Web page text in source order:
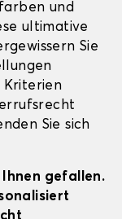
und
ultimative
Sie
Kriterien
Sie sich
gefallen.